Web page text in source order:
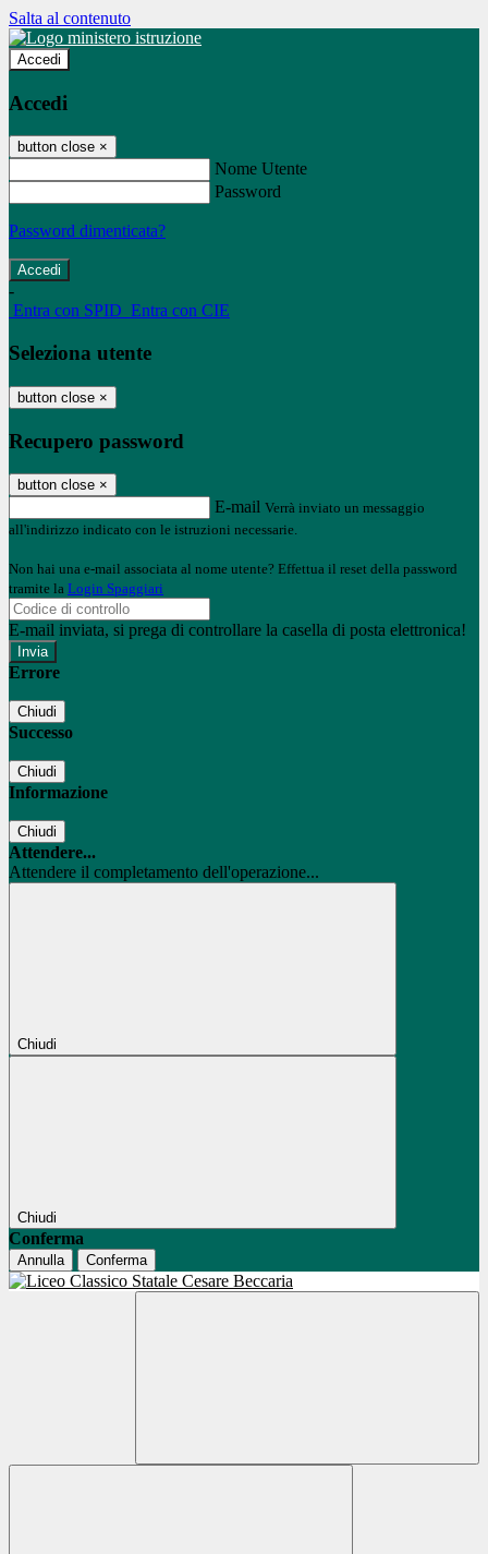
Salta al contenuto
Accedi
Accedi
button close ×
Nome Utente
Password
Password dimenticata?
-
Entra con SPID Entra con CIE
Seleziona utente
button close ×
Recupero password
button close ×
E-mail Verrà inviato un messaggio
all'indirizzo indicato con le istruzioni necessarie.
Non hai una e-mail associata al nome utente? Effettua il reset della password
tramite la Login Spaggiari
E-mail inviata, si prega di controllare la casella di posta elettronica!
Errore
Chiudi
Successo
Chiudi
Informazione
Chiudi
Attendere...
Attendere il completamento dell'operazione...
Chiudi
Chiudi
Conferma
Annulla Conferma